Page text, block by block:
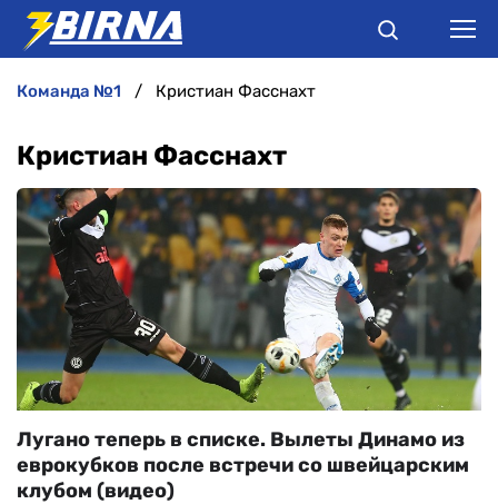
АНАЛІТИКА
ІНТЕРВ'Ю
РІЗНЕ
БУКМЕКЕРИ
команда №1 Кристиан Фасснахт
Кристиан Фасснахт
Лугано теперь в списке. Вылеты Динамо из
еврокубков после встречи со швейцарским
клубом (видео)